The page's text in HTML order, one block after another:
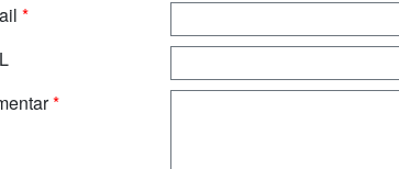
*
*